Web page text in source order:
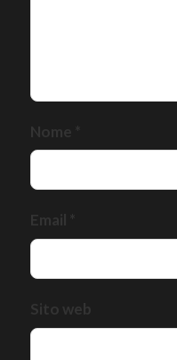
Nome
Sito web